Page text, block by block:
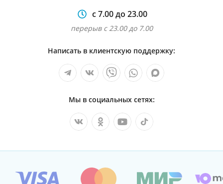
с 7.00 до 23.00
перерыв с 23.00 до 7.00
Написать в клиентскую поддержку:
Мы в социальных сетях: